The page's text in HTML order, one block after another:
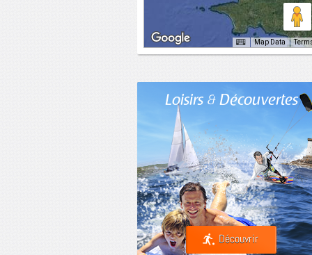
Map Data
Loisirs & Découvertes
Découvrir